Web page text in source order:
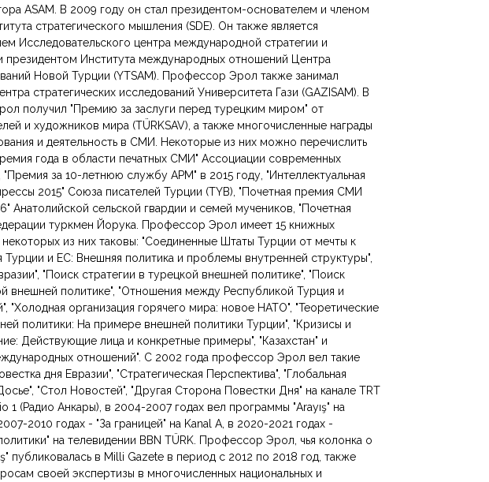
ASAM. В 2009 году он стал президентом-основателем и членом
стратегического мышления (SDE). Он также является
Исследовательского центра международной стратегии и
президентом Института международных отношений Центра
Новой Турции (YTSAM). Профессор Эрол также занимал
стратегических исследований Университета Гази (GAZISAM). В
получил "Премию за заслуги перед турецким миром" от
и художников мира (TÜRKSAV), а также многочисленные награды
и деятельность в СМИ. Некоторые из них можно перечислить
года в области печатных СМИ" Ассоциации современных
за 10-летнюю службу APM" в 2015 году, "Интеллектуальная
2015" Союза писателей Турции (TYB), "Почетная премия СМИ
Анатолийской сельской гвардии и семей мучеников, "Почетная
туркмен Йорука. Профессор Эрол имеет 15 книжных
некоторых из них таковы: "Соединенные Штаты Турции от мечты к
Турции и ЕС: Внешняя политика и проблемы внутренней структуры",
"Поиск стратегии в турецкой внешней политике", "Поиск
внешней политике", "Отношения между Республикой Турция и
"Холодная организация горячего мира: новое НАТО", "Теоретические
политики: На примере внешней политики Турции", "Кризисы и
Действующие лица и конкретные примеры", "Казахстан" и
отношений". С 2002 года профессор Эрол вел такие
дня Евразии", "Стратегическая Перспектива", "Глобальная
"Стол Новостей", "Другая Сторона Повестки Дня" на канале TRT
1 (Радио Анкары), в 2004-2007 годах вел программы "Arayış" на
2010 годах - "За границей" на Kanal A, в 2020-2021 годах -
на телевидении BBN TÜRK. Профессор Эрол, чья колонка о
публиковалась в Milli Gazete в период с 2012 по 2018 год, также
своей экспертизы в многочисленных национальных и